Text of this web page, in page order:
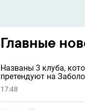
Главные
Названы 3 клуба,
претендуют на
17:48